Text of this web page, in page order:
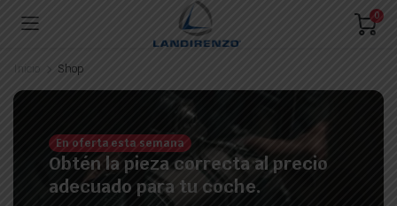
0
Inicio Shop
En oferta esta semana
Obtén la pieza correcta al precio
adecuado para tu coche.